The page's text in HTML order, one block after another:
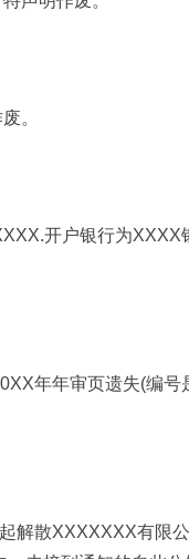
。
开户银行为XXXX
年年审页遗失(编号
解散XXXXXXX有限